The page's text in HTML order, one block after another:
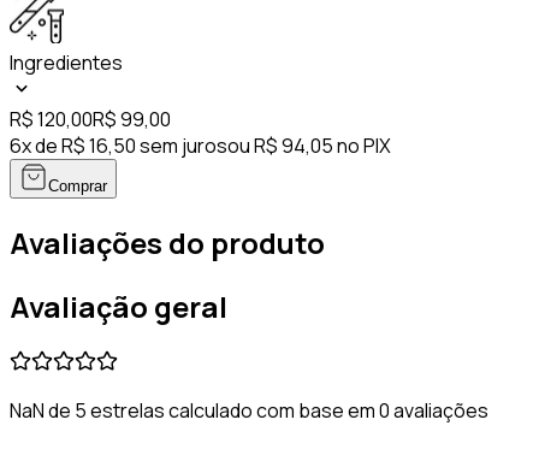
Ingredientes
R$ 120,00R$ 99,00
6x de R$ 16,50 sem jurosou R$ 94,05 no PIX
Comprar
Avaliações do produto
Avaliação geral
NaN de 5 estrelas calculado com base em 0 avaliações